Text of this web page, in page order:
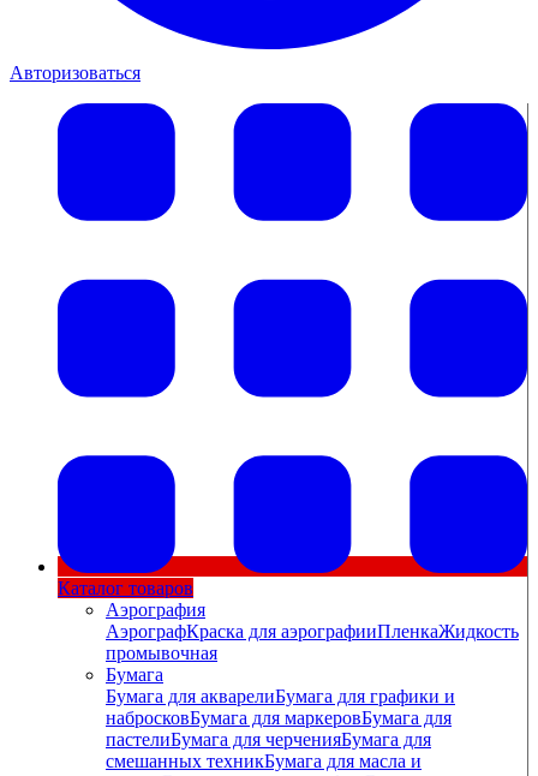
Авторизоваться
Каталог товаров
Аэрография
АэрографКраска для аэрографииПленкаЖидкость
промывочная
Бумага
Бумага для акварелиБумага для графики и
набросковБумага для маркеровБумага для
пастелиБумага для черченияБумага для
смешанных техникБумага для масла и